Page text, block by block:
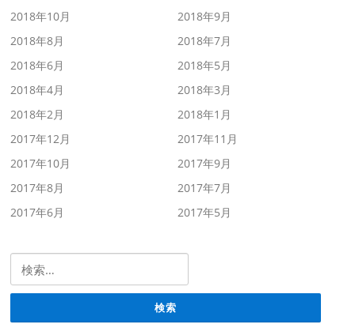
2018年10月
2018年9月
2018年8月
2018年7月
2018年6月
2018年5月
2018年4月
2018年3月
2018年2月
2018年1月
2017年12月
2017年11月
2017年10月
2017年9月
2017年8月
2017年7月
2017年6月
2017年5月
検索: